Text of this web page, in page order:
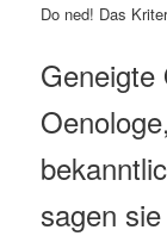
Do ned! Das
Geneigte
sagen